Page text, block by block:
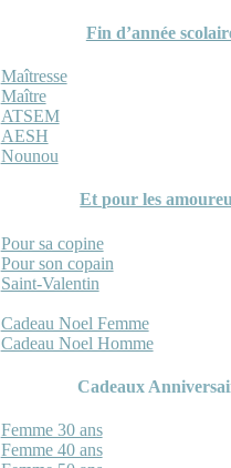
Fin d’année
Maîtresse
Maître
ATSEM
AESH
Nounou
Et pour les
Pour sa copine
Pour son copain
Saint-Valentin
Cadeau Noel Femme
Cadeau Noel Homme
Cadeaux
Femme 30 ans
Femme 40 ans